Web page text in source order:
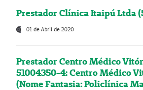
Prestador Clínica Itaipú Ltda
01 de Abril de 2020
Prestador Centro Médico
51004350-4: Centro Médico
(Nome Fantasia: Policlínica